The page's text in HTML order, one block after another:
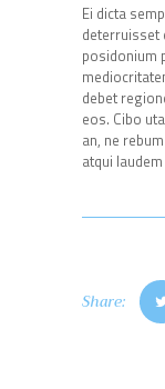
Ei dicta
deterruisset
posidonium
debet
eos. Cibo
an, ne
atqui
Share: